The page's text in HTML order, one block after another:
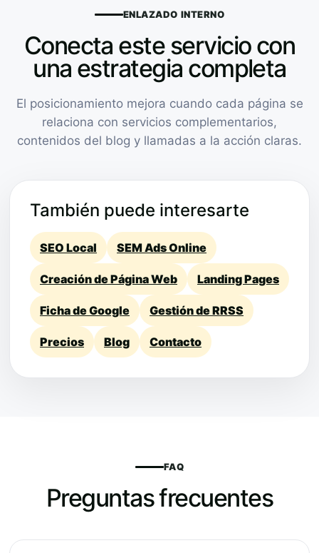
ENLAZADO INTERNO
Conecta este servicio con
una estrategia completa
El posicionamiento mejora cuando cada página se
relaciona con servicios complementarios,
contenidos del blog y llamadas a la acción claras.
También puede interesarte
SEO Local SEM Ads Online
Creación de Página Web Landing Pages
Ficha de Google Gestión de RRSS
Precios Blog Contacto
FAQ
Preguntas frecuentes